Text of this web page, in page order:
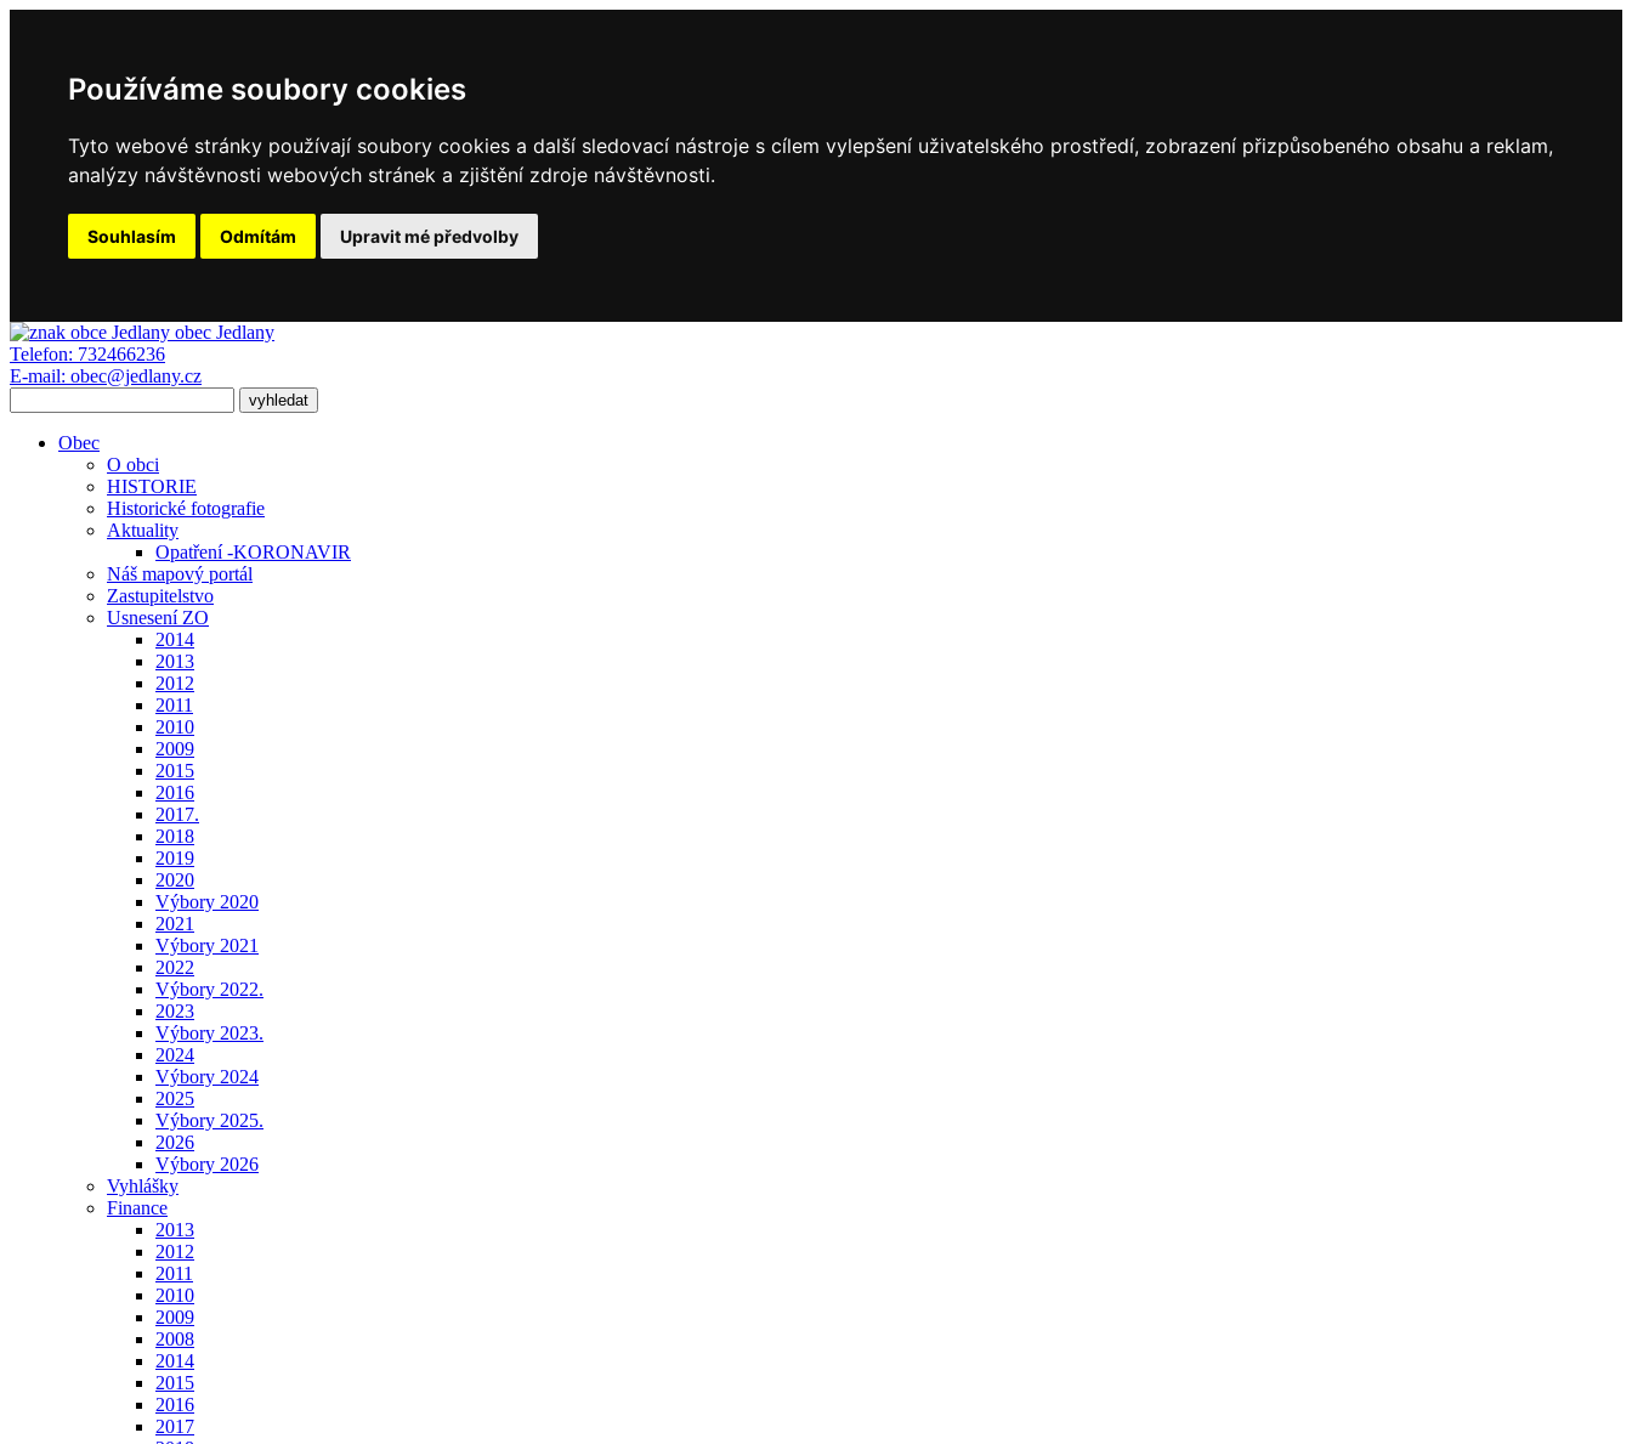
Používáme soubory cookies
Tyto webové stránky používají soubory cookies a další sledovací nástroje s cílem vylepšení uživatelského prostředí, zobrazení přizpůsobeného obsahu a reklam,
analýzy návštěvnosti webových stránek a zjištění zdroje návštěvnosti.
Souhlasím Odmítám Upravit mé předvolby
obec Jedlany
Telefon: 732466236
E-mail: obec@jedlany.cz
Obec
O obci
HISTORIE
Historické fotografie
Aktuality
Opatření -KORONAVIR
Náš mapový portál
Zastupitelstvo
Usnesení ZO
2014
2013
2012
2011
2010
2009
2015
2016
2017.
2018
2019
2020
Výbory 2020
2021
Výbory 2021
2022
Výbory 2022.
2023
Výbory 2023.
2024
Výbory 2024
2025
Výbory 2025.
2026
Výbory 2026
Vyhlášky
Finance
2013
2012
2011
2010
2009
2008
2014
2015
2016
2017